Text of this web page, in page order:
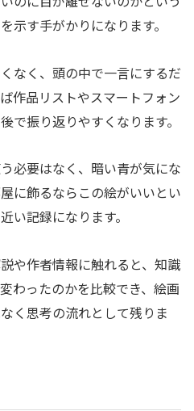
示す手がかりになります。
なく、頭の中で一言にするだ
作品リストやスマートフォン
で振り返りやすくなります。
必要はなく、暗い青が気にな
に飾るならこの絵がいいとい
い記録になります。
や作者情報に触れると、知識
わったのかを比較でき、絵画
く思考の流れとして残りま